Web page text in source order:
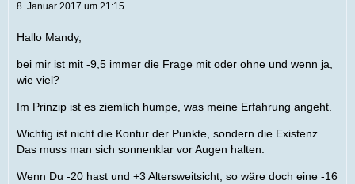
8. Januar 2017 um 21:15
Hallo Mandy,
bei mir ist mit -9,5 immer die Frage mit oder ohne und wenn ja,
wie viel?
Im Prinzip ist es ziemlich humpe, was meine Erfahrung angeht.
Wichtig ist nicht die Kontur der Punkte, sondern die Existenz.
Das muss man sich sonnenklar vor Augen halten.
Wenn Du -20 hast und +3 Altersweitsicht, so wäre doch eine -16